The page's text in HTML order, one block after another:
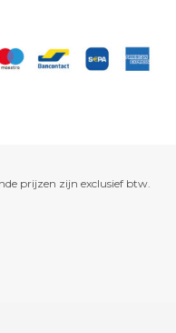
prijzen zijn exclusief btw.